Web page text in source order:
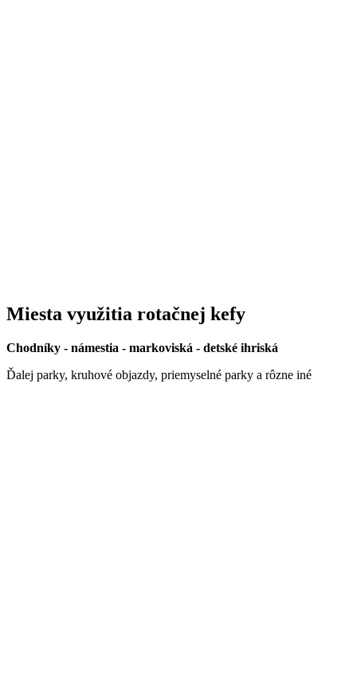
Miesta využitia rotačnej kefy
Chodníky - námestia - markoviská - detské ihriská
Ďalej parky, kruhové objazdy, priemyselné parky a rôzne iné